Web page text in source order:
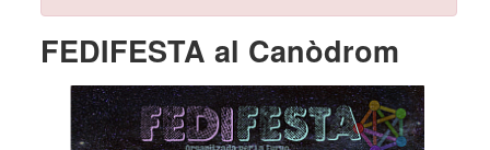
FEDIFESTA al Canòdrom
Imatge